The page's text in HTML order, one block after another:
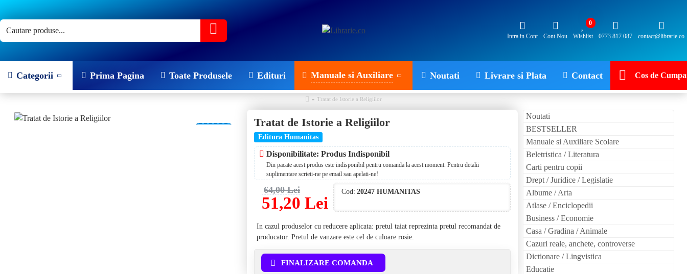
Intra in Cont Cont Nou Wishlist
0
0773 817 087
contact@librarie.co
Categorii Prima Pagina Toate Produsele Edituri Manuale si Auxiliare Noutati Livrare si Plata Contact Cos de
Tratat de Istorie a Religiilor
Tratat de Istorie a Religiilor
Editura Humanitas
Disponibilitate: Produs Indisponibil
Din pacate acest produs este indisponibil pentru comanda la acest moment. Pentru detalii
suplimentare scrieti-ne pe email sau apelati-ne!
51,20 Lei
64,00 Lei Cod: 20247 HUMANITAS
FINALIZARE COMANDA
In cazul produselor cu reducere aplicata: pretul taiat reprezinta pretul recomandat de
producator. Pretul de vanzare este cel de culoare rosie.
Noutati
BESTSELLER
Manuale si Auxiliare Scolare
Beletristica / Literatura
Carti pentru copii
Drept / Juridice / Legislatie
Albume / Arta
Atlase / Enciclopedii
Business / Economie
Casa / Gradina / Animale
Cazuri reale, anchete, controverse
Dictionare / Lingvistica
Educatie